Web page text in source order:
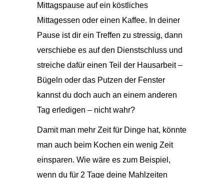
Mittagspause auf ein köstliches
Mittagessen oder einen Kaffee. In deiner
Pause ist dir ein Treffen zu stressig, dann
verschiebe es auf den Dienstschluss und
streiche dafür einen Teil der Hausarbeit –
Bügeln oder das Putzen der Fenster
kannst du doch auch an einem anderen
Tag erledigen – nicht wahr?
Damit man mehr Zeit für Dinge hat, könnte
man auch beim Kochen ein wenig Zeit
einsparen. Wie wäre es zum Beispiel,
wenn du für 2 Tage deine Mahlzeiten